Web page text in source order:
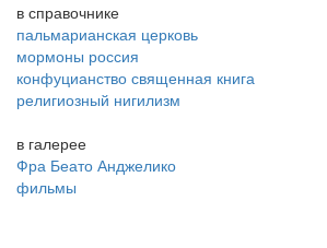
в справочнике
пальмарианская церковь
мормоны россия
конфуцианство священная книга
религиозный нигилизм
в галерее
Фра Беато Анджелико
фильмы